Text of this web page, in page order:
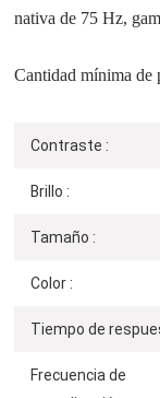
nativa de 75 Hz,
Cantidad mínima de
Contraste :
Brillo :
Tamaño :
Color :
Tiempo de
Frecuencia de